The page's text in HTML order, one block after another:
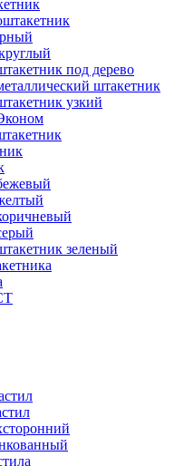
под дерево
штакетник
узкий
зеленый